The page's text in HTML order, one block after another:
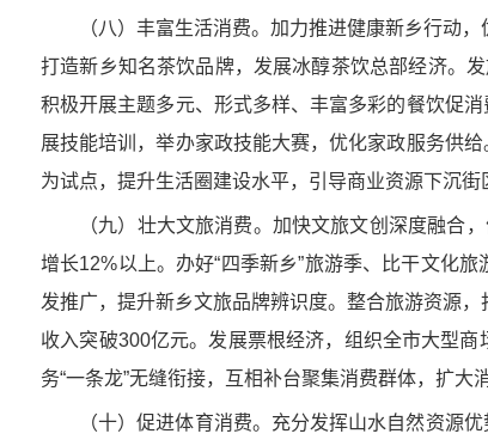
（八）丰富生活消费。加力推进健康新乡行动
打造新乡知名茶饮品牌，发展冰醇茶饮总部经济。
积极开展主题多元、形式多样、丰富多彩的餐饮促
展技能培训，举办家政技能大赛，优化家政服务供
为试点，提升生活圈建设水平，引导商业资源下沉
（九）壮大文旅消费。加快文旅文创深度融合
增长12%以上。办好“四季新乡”旅游季、比干文化
发推广，提升新乡文旅品牌辨识度。整合旅游资源
收入突破300亿元。发展票根经济，组织全市大型
务“一条龙”无缝衔接，互相补台聚集消费群体，扩大
（十）促进体育消费。充分发挥山水自然资源